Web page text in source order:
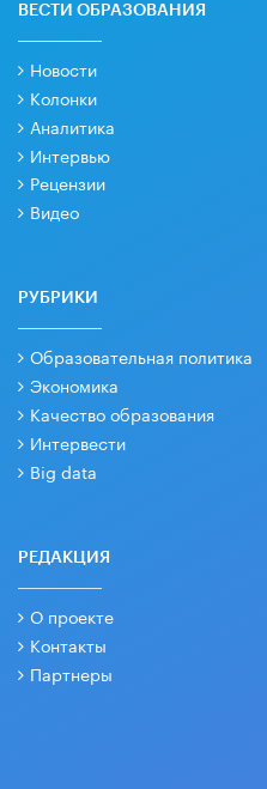
ВЕСТИ ОБРАЗОВАНИЯ
Новости
Колонки
Аналитика
Интервью
Рецензии
Видео
РУБРИКИ
Образовательная политика
Экономика
Качество образования
Интервести
Big data
РЕДАКЦИЯ
О проекте
Контакты
Партнеры